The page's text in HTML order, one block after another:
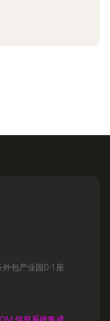
包产业园D-1座